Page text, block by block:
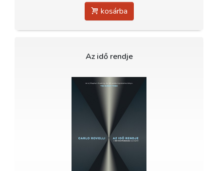
kosárba
Az idő rendje